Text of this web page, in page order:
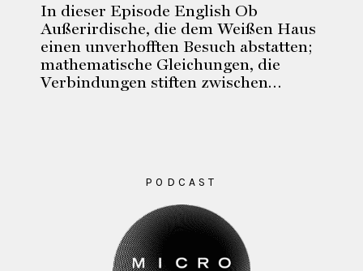
In dieser Episode English Ob
Außerirdische, die dem Weißen Haus
einen unverhofften Besuch abstatten;
mathematische Gleichungen, die
Verbindungen stiften zwischen…
PODCAST